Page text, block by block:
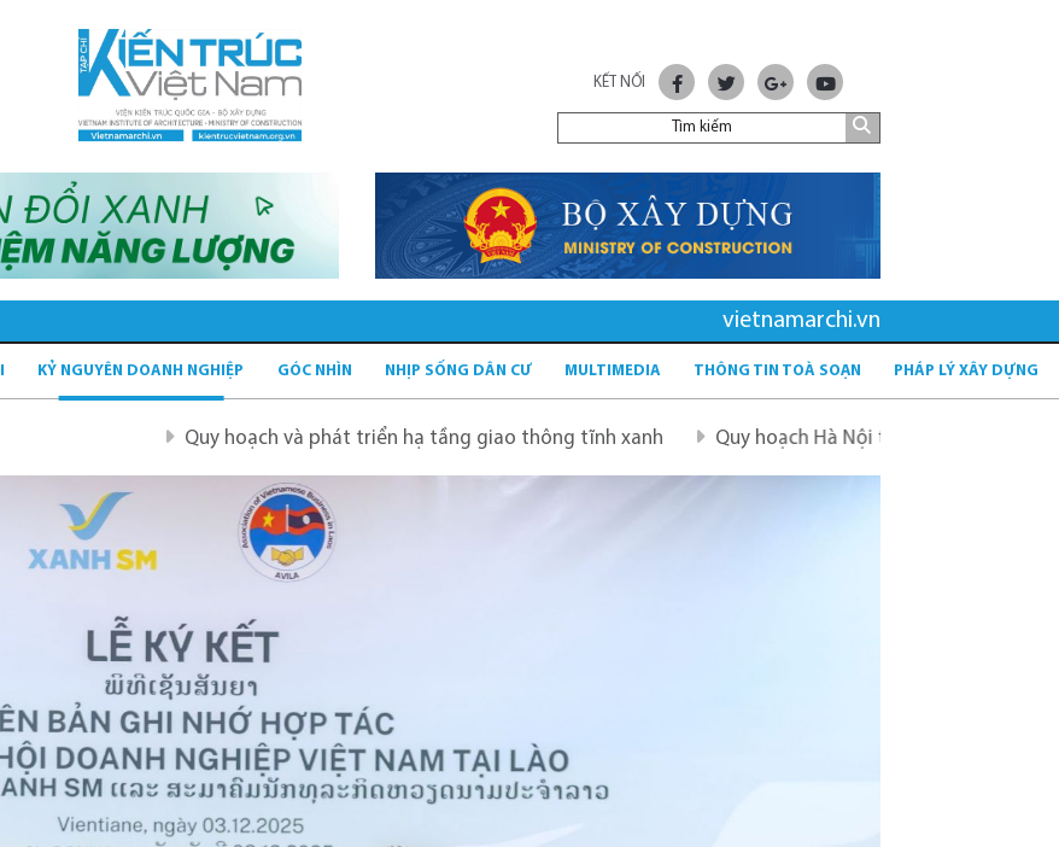
KẾT NỐI
vietnamarchi.vn
KỶ NGUYÊN DOANH NGHIỆP GÓC NHÌN NHỊP SỐNG DÂN CƯ MULTIMEDIA THÔNG TIN TOÀ SOẠN PHÁP LÝ XÂY DỰNG
Quy hoạch và phát triển hạ tầng giao thông tĩnh xanh Quy hoạch Hà Nội tầm nhìn 100 năm